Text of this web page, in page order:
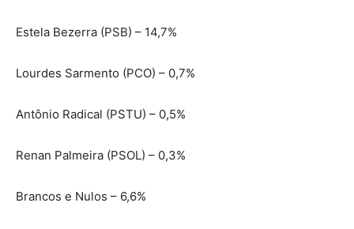
Estela Bezerra (PSB) – 14,7%
Lourdes Sarmento (PCO) – 0,7%
Antônio Radical (PSTU) – 0,5%
Renan Palmeira (PSOL) – 0,3%
Brancos e Nulos – 6,6%